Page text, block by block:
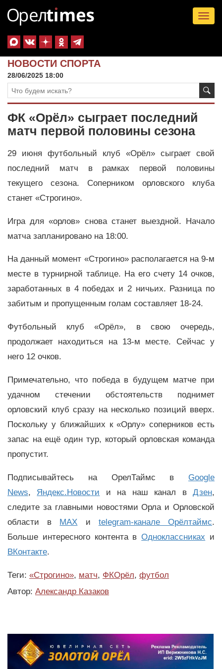
НОВОСТИ СПОРТА
28/06/2025 18:00
ФК «Орёл» сыграет последний
матч первой половины сезона
29 июня футбольный клуб «Орёл» сыграет свой
последний матч в рамках первой половины
текущего сезона. Соперником орловского клуба
станет «Строгино».
Игра для «орлов» снова станет выездной. Начало
матча запланировано на 18:00.
На данный момент «Строгино» располагается на 9-м
месте в турнирной таблице. На его счету 14 очков,
заработанных в 4 победах и 2 ничьих. Разница по
забитым и пропущенным голам составляет 18-24.
Футбольный клуб «Орёл», в свою очередь,
продолжает находиться на 13-м месте. Сейчас у
него 12 очков.
Примечательно, что победа в будущем матче при
удачном стечении обстоятельств поднимет
орловский клуб сразу на несколько позиций вверх.
Поскольку у ближайших к «Орлу» соперников есть
запас на ещё один тур, который орловская команда
пропустит.
Подписывайтесь на ОрелТаймс в Google
News, Яндекс.Новости и на наш канал вДзен,
следите за главными новостями Орла и Орловской
области в MAX и telegram-канале Орёлтаймс.
Больше интересного контента вОдноклассниках и
ВКонтакте.
Теги: «Строгино», матч, ФКОрёл, футбол
Автор: Александр Казаков